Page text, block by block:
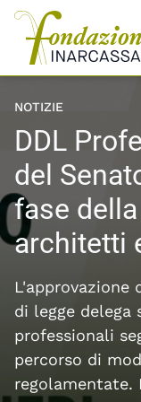
Salta
contenuto
principale
NOTIZIE
DDL
del
fase
architetti
L'approvazione
di legge
professionali
percorso di
regolamentate.